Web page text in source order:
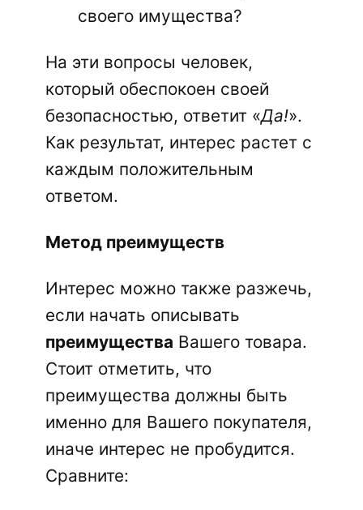
своего имущества?
На эти вопросы человек,
который обеспокоен своей
безопасностью, ответит «Да!».
Как результат, интерес растет с
каждым положительным
ответом.
Метод преимуществ
Интерес можно также разжечь,
если начать описывать
преимущества Вашего товара.
Стоит отметить, что
преимущества должны быть
именно для Вашего покупателя,
иначе интерес не пробудится.
Сравните: